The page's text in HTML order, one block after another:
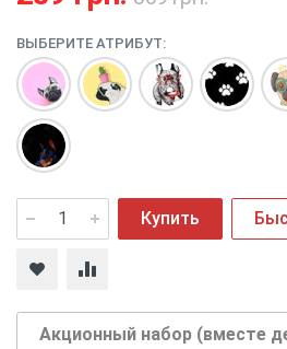
ВЫБЕРИТЕ АТРИБУТ:
Купить
Акционный набор (вместе